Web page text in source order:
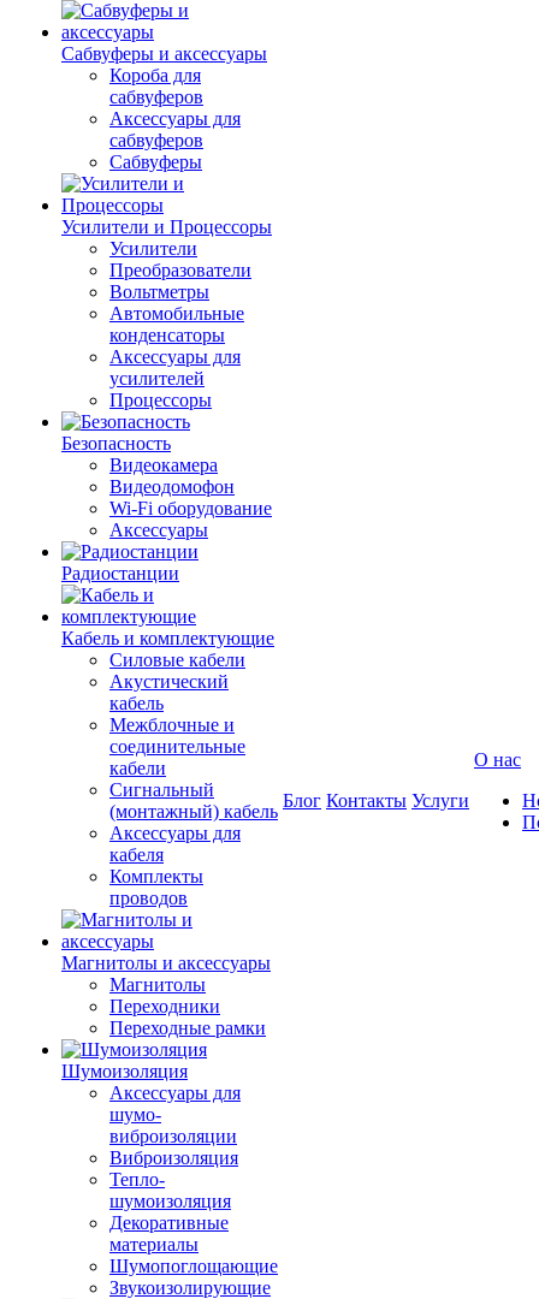
Сабвуферы и аксессуары
Короба для
сабвуферов
Аксессуары для
сабвуферов
Сабвуферы
Усилители и Процессоры
Усилители
Преобразователи
Вольтметры
Автомобильные
конденсаторы
Аксессуары для
усилителей
Процессоры
Безопасность
Видеокамера
Видеодомофон
Wi-Fi оборудование
Аксессуары
Радиостанции
Кабель и комплектующие
Силовые кабели
Акустический
кабель
Межблочные и
соединительные
кабели
Сигнальный
(монтажный) кабель
Аксессуары для
кабеля
Комплекты
проводов
Магнитолы и аксессуары
Магнитолы
Переходники
Переходные рамки
Шумоизоляция
Аксессуары для
шумо-
виброизоляции
Виброизоляция
Тепло-
шумоизоляция
Декоративные
материалы
Шумопоглощающие
Звукоизолирующие
Блог Контакты Услуги
О нас